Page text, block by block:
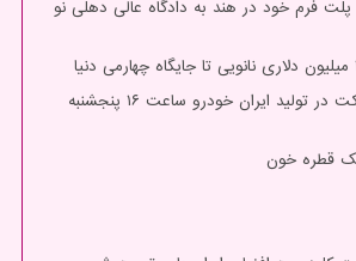
پلت فرم خود در هند به دادگاه عالی دهلی نو
ثبت نام در طرح مشارکت در تولید ایران خودرو ساعت ۱۶ پنجشنبه
یک قطره خون